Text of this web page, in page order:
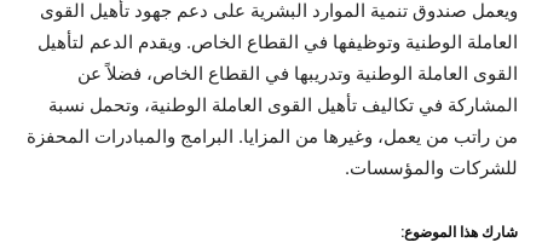
ويعمل صندوق تنمية الموارد البشرية على دعم جهود تأهيل القوى
العاملة الوطنية وتوظيفها في القطاع الخاص. ويقدم الدعم لتأهيل
القوى العاملة الوطنية وتدريبها في القطاع الخاص، فضلاً عن
المشاركة في تكاليف تأهيل القوى العاملة الوطنية، وتحمل نسبة
من راتب من يعمل، وغيرها من المزايا. البرامج والمبادرات المحفزة
للشركات والمؤسسات.
شارك هذا الموضوع: